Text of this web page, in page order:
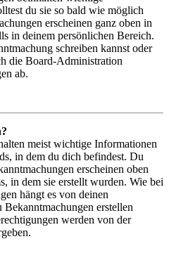
du sie so bald wie möglich
erscheinen ganz oben in
in deinem persönlichen Bereich.
schreiben kannst oder
die Board-Administration
ab.
meist wichtige Informationen
in dem du dich befindest. Du
erscheinen oben
in dem sie erstellt wurden. Wie bei
hängt es von deinen
erstellen
werden von der